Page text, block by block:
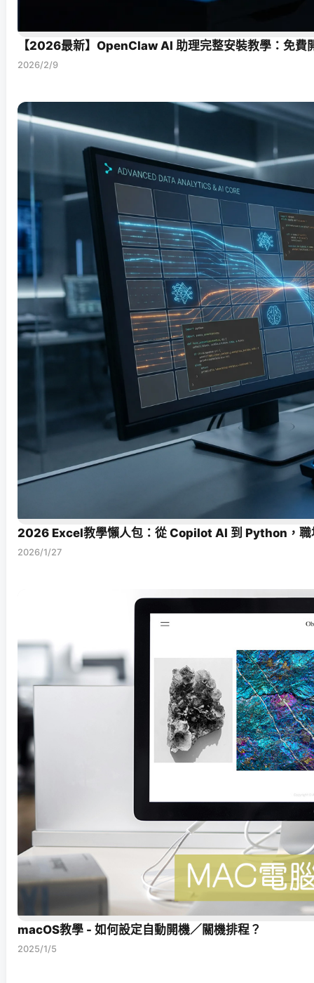
【2026最新】OpenClaw AI 助理完整安裝教學：免費
2026/2/9
2026 Excel教學懶人包：從 Copilot AI 到 Python，職
2026/1/27
macOS教學 - 如何設定自動開機／關機排程？
2025/1/5